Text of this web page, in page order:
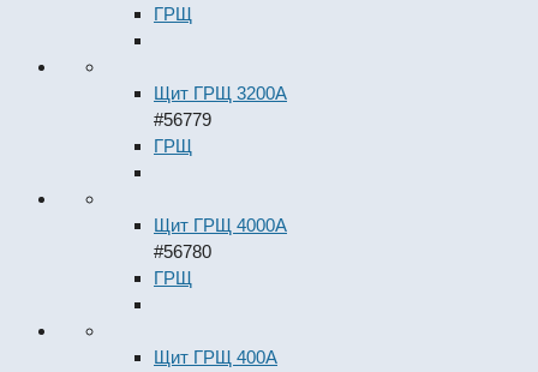
ГРЩ
Щит ГРЩ 3200А
#56779
ГРЩ
Щит ГРЩ 4000А
#56780
ГРЩ
Щит ГРЩ 400А